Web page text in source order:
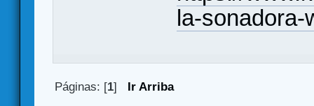
la-sonadora-
Páginas: [1] Ir Arriba